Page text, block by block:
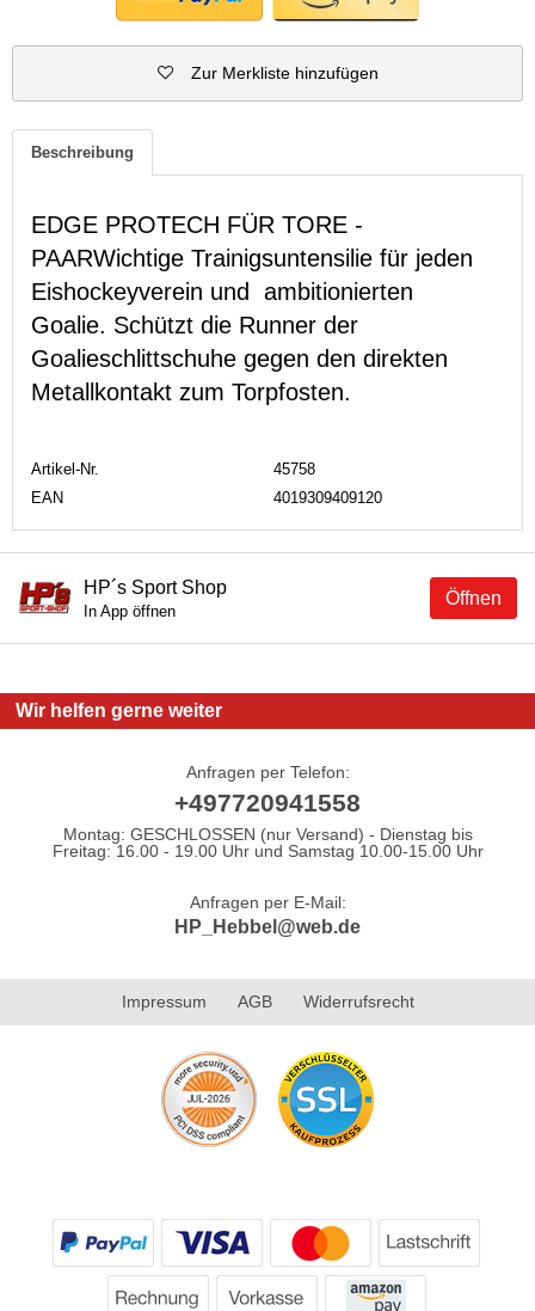
Zur Merkliste hinzufügen
Beschreibung
EDGE PROTECH FÜR TORE -
PAARWichtige Trainigsuntensilie für jeden
Eishockeyverein und ambitionierten
Goalie. Schützt die Runner der
Goalieschlittschuhe gegen den direkten
Metallkontakt zum Torpfosten.
Artikel-Nr.
45758
EAN
4019309409120
Öffnen
HP´s Sport Shop
In App öffnen
Wir helfen gerne weiter
Anfragen per Telefon:
+497720941558
Montag: GESCHLOSSEN (nur Versand) - Dienstag bis
Freitag: 16.00 - 19.00 Uhr und Samstag 10.00-15.00 Uhr
Anfragen per E-Mail:
HP_Hebbel@web.de
Impressum AGB Widerrufsrecht